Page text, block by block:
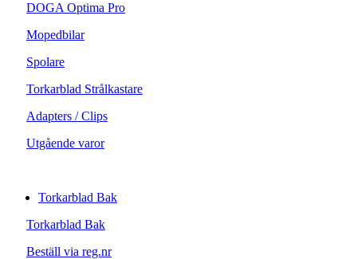
DOGA Optima Pro
Mopedbilar
Spolare
Torkarblad Strålkastare
Adapters / Clips
Utgående varor
Torkarblad Bak
Torkarblad Bak
Beställ via reg.nr